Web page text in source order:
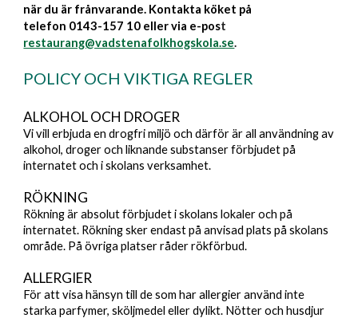
när du är frånvarande. Kontakta köket på
telefon 0143-157 10 eller via e-post
restaurang@vadstenafolkhogskola.se.
POLICY OCH VIKTIGA REGLER
ALKOHOL OCH DROGER
Vi vill erbjuda en drogfri miljö och därför är all användning av
alkohol, droger och liknande substanser förbjudet på
internatet och i skolans verksamhet.
RÖKNING
Rökning är absolut förbjudet i skolans lokaler och på
internatet. Rökning sker endast på anvisad plats på skolans
område. På övriga platser råder rökförbud.
ALLERGIER
För att visa hänsyn till de som har allergier använd inte
starka parfymer, sköljmedel eller dylikt. Nötter och husdjur